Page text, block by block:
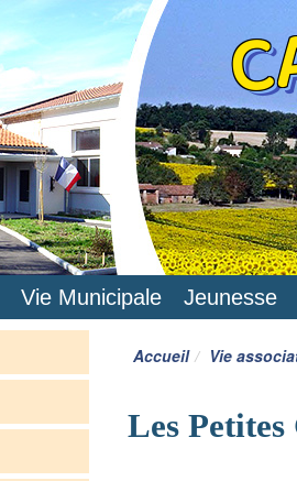
Vie Municipale Jeunesse
Accueil Vie
Les Petites